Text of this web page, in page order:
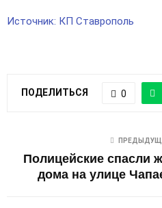
Источник: КП Ставрополь
ПОДЕЛИТЬСЯ 0
Полицейские спасли
дома на улице